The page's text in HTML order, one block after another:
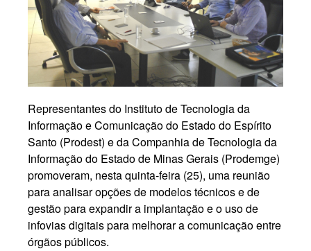
Representantes do Instituto de Tecnologia da
Informação e Comunicação do Estado do Espírito
Santo (Prodest) e da Companhia de Tecnologia da
Informação do Estado de Minas Gerais (Prodemge)
promoveram, nesta quinta-feira (25), uma reunião
para analisar opções de modelos técnicos e de
gestão para expandir a implantação e o uso de
infovias digitais para melhorar a comunicação entre
órgãos públicos.